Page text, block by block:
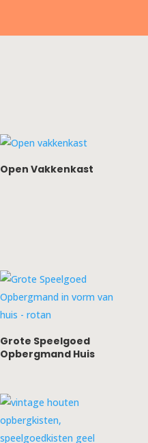
Open Vakkenkast
Grote Speelgoed
Opbergmand Huis